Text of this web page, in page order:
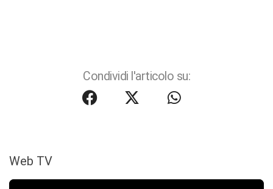
Condividi l'articolo su:
Web TV